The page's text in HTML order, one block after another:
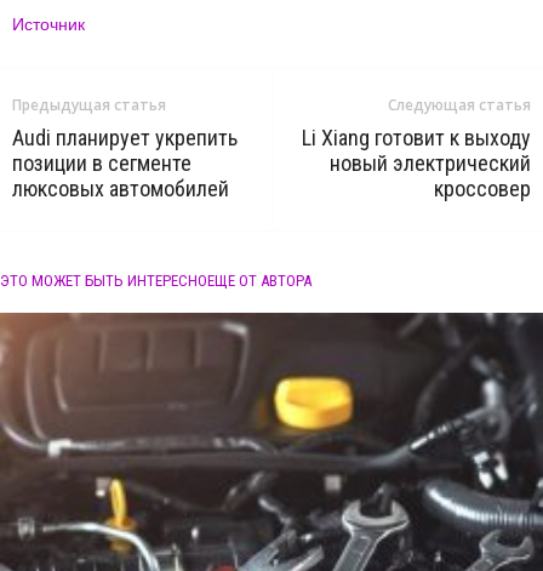
Источник
Предыдущая статья
Audi планирует укрепить
позиции в сегменте
люксовых автомобилей
Следующая статья
Li Xiang готовит к выходу
новый электрический
кроссовер
ЭТО МОЖЕТ БЫТЬ ИНТЕРЕСНОЕЩЕ ОТ АВТОРА